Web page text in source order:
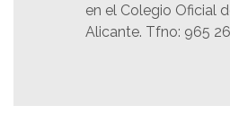
en el Colegio Oficial
Alicante. Tfno: 965